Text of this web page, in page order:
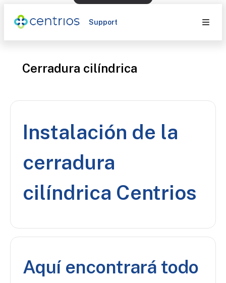
Support
Cerradura cilíndrica
Instalación de la
cerradura
cilíndrica Centrios
Aquí encontrará todo